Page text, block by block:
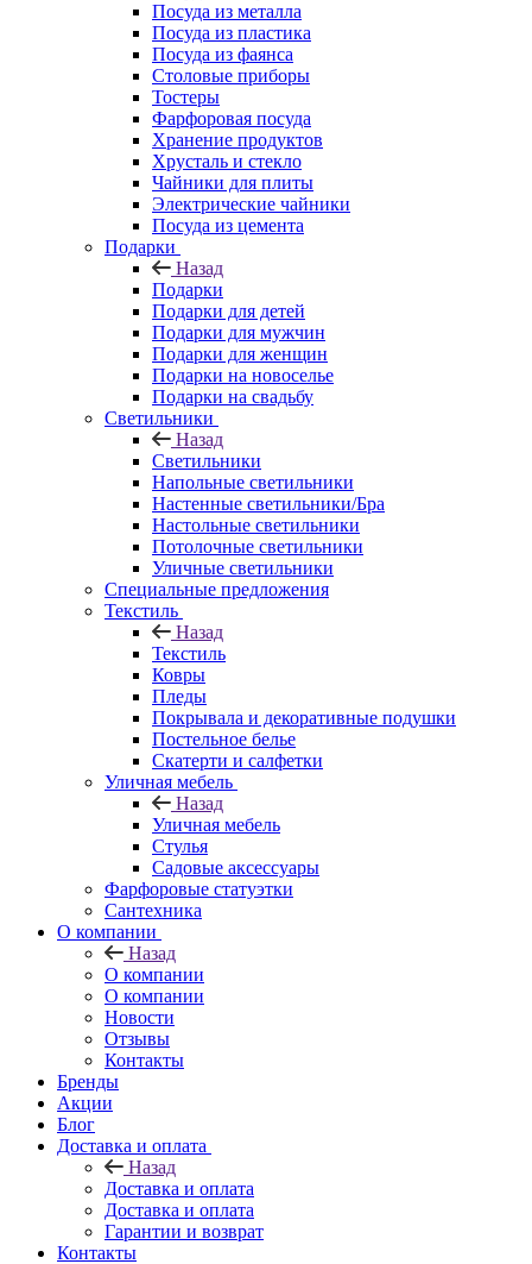
Посуда из металла
Посуда из пластика
Посуда из фаянса
Столовые приборы
Тостеры
Фарфоровая посуда
Хранение продуктов
Хрусталь и стекло
Чайники для плиты
Электрические чайники
Посуда из цемента
Подарки
Назад
Подарки
Подарки для детей
Подарки для мужчин
Подарки для женщин
Подарки на новоселье
Подарки на свадьбу
Светильники
Назад
Светильники
Напольные светильники
Настенные светильники/Бра
Настольные светильники
Потолочные светильники
Уличные светильники
Специальные предложения
Текстиль
Назад
Текстиль
Ковры
Пледы
Покрывала и декоративные подушки
Постельное белье
Скатерти и салфетки
Уличная мебель
Назад
Уличная мебель
Стулья
Садовые аксессуары
Фарфоровые статуэтки
Сантехника
О компании
Назад
О компании
О компании
Новости
Отзывы
Контакты
Бренды
Акции
Блог
Доставка и оплата
Назад
Доставка и оплата
Доставка и оплата
Гарантии и возврат
Контакты